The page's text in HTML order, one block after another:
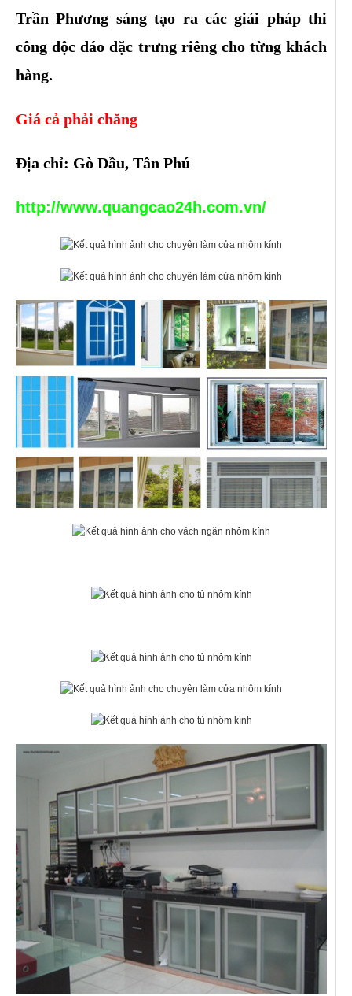
Trần Phương sáng tạo ra các giải pháp thi
công độc đáo đặc trưng riêng cho từng khách
hàng.
Giá cả phải chăng
Địa chỉ: Gò Dầu, Tân Phú
http://www.quangcao24h.com.vn/